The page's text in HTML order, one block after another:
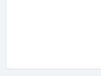
以